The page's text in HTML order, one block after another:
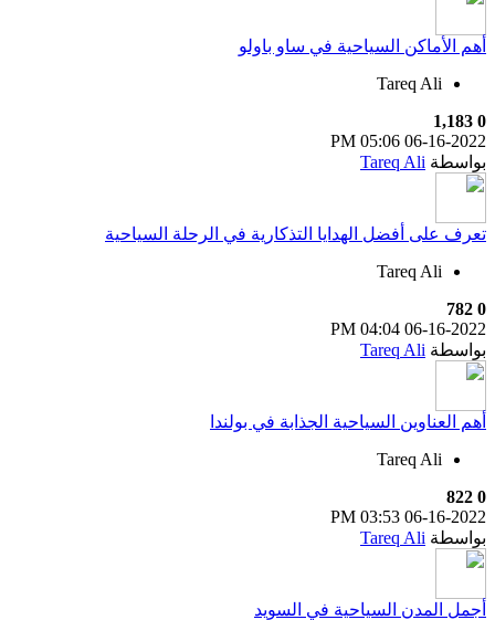
أهم الأماكن السياحية في ساو باولو
Tareq Ali
0
1,183
06-16-2022
05:06 PM
بواسطة Tareq Ali
تعرف على أفضل الهدايا التذكارية في الرحلة السياحية
Tareq Ali
0
782
06-16-2022
04:04 PM
بواسطة Tareq Ali
أهم العناوين السياحية الجذابة في بولندا
Tareq Ali
0
822
06-16-2022
03:53 PM
بواسطة Tareq Ali
أجمل المدن السياحية في السويد